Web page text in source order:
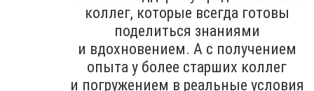
коллег, которые всегда готовы
поделиться знаниями
и вдохновением. А с получением
опыта у более старших коллег
и погружением в реальные условия